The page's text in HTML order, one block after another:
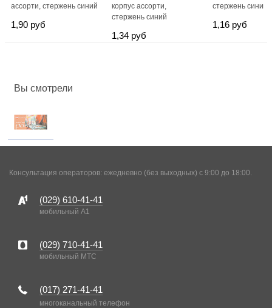
ассорти, стержень синий
1,90 руб
корпус ассорти,
стержень синий
1,34 руб
стержень синий
1,16 руб
Вы смотрели
Консультация операторов: ежедневно (без выходных) с 9:00 до 18:00.
(029) 610-41-41
мобильный A1
(029) 710-41-41
мобильный MTC
(017) 271-41-41
многоканальный телефон